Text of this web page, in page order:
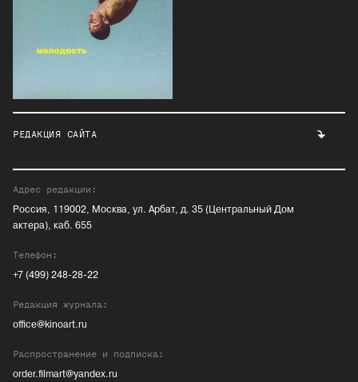
РЕДАКЦИЯ САЙТА
Адрес редакции:
Россия, 119002, Москва, ул. Арбат, д. 35 (Центральный Дом
актера), каб. 655
Телефон:
+7 (499) 248-28-22
Редакция журнала:
office@kinoart.ru
Распространение и подписка:
order.filmart@yandex.ru